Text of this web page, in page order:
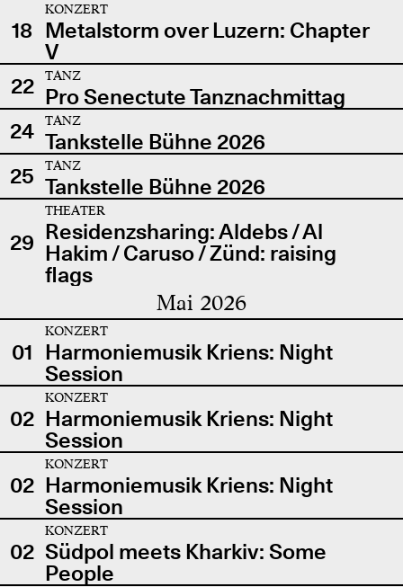
18
KONZERT
Metalstorm over Luzern: Chapter
V
22
TANZ
Pro Senectute Tanznachmittag
24
TANZ
Tankstelle Bühne 2026
25
TANZ
Tankstelle Bühne 2026
29
THEATER
Residenzsharing: Aldebs / Al
Hakim / Caruso / Zünd: raising
flags
Mai 2026
01
KONZERT
Harmoniemusik Kriens: Night
Session
02
KONZERT
Harmoniemusik Kriens: Night
Session
02
KONZERT
Harmoniemusik Kriens: Night
Session
02
KONZERT
Südpol meets Kharkiv: Some
People